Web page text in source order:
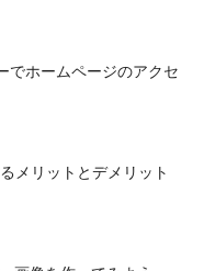
でホームページのアクセ
メリットとデメリット